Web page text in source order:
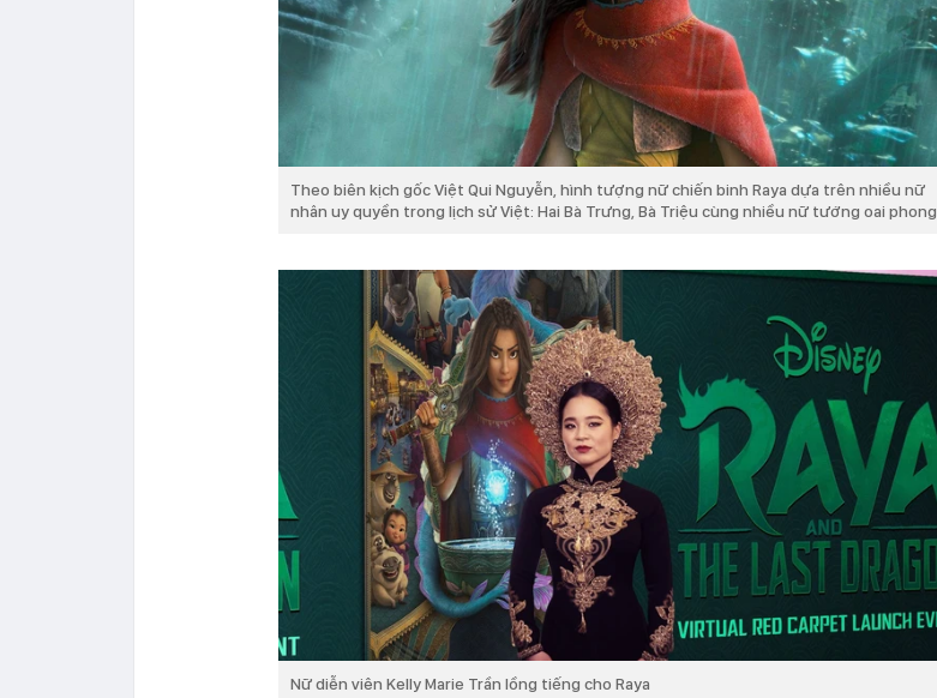
Theo biên kịch gốc Việt Qui Nguyễn, hình tượng nữ chiến binh Raya dựa trên nhiều nữ
nhân uy quyền trong lịch sử Việt: Hai Bà Trưng, Bà Triệu cùng nhiều nữ tướng oai phong
Nữ diễn viên Kelly Marie Trần lồng tiếng cho Raya